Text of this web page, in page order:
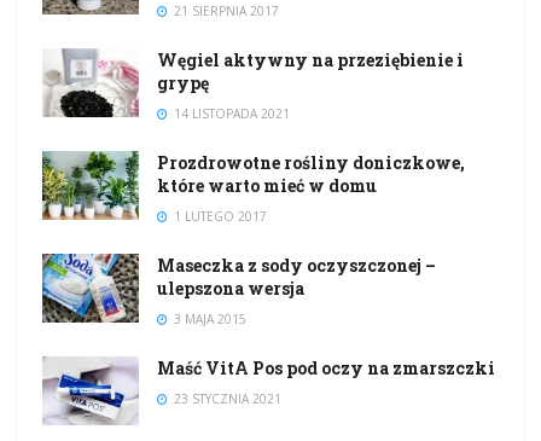
21 SIERPNIA 2017
Węgiel aktywny na przeziębienie i
grypę
14 LISTOPADA 2021
Prozdrowotne rośliny doniczkowe,
które warto mieć w domu
1 LUTEGO 2017
Maseczka z sody oczyszczonej –
ulepszona wersja
3 MAJA 2015
Maść VitA Pos pod oczy na zmarszczki
23 STYCZNIA 2021